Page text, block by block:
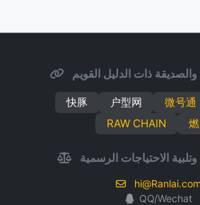
ذات الدليل القويم
快豚 户型网 微号通
RAW CHAIN
الاحتياجات الرسمية
hi@Ranlai.com
QQ/Wechat